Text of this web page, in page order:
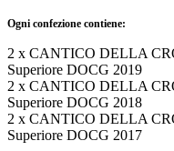
Ogni confezione contiene:
2 x CANTICO DELLA
Superiore DOCG 2019
2 x CANTICO DELLA
Superiore DOCG 2018
2 x CANTICO DELLA
Superiore DOCG 2017